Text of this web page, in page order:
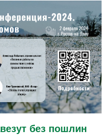
без пошлин